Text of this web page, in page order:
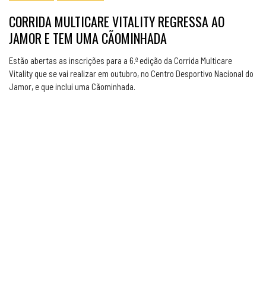
CORRIDA MULTICARE VITALITY REGRESSA AO
JAMOR E TEM UMA CÃOMINHADA
Estão abertas as inscrições para a 6.ª edição da Corrida Multicare
Vitality que se vai realizar em outubro, no Centro Desportivo Nacional do
Jamor, e que inclui uma Cãominhada.